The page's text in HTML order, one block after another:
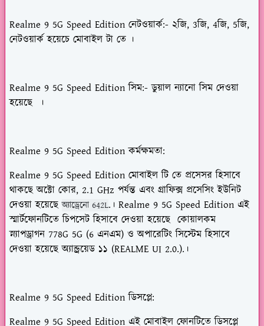
Realme 9 5G Speed Edition নেটওয়ার্ক:- ২জি, 3জি, 4জি, 5জি,
নেটওয়ার্ক হয়েচে মোবাইল টা তে ।
Realme 9 5G Speed Edition সিম:- ডুয়াল ন্যানো সিম দেওয়া
হয়েছে ।
Realme 9 5G Speed Edition কর্মক্ষমতা:
Realme 9 5G Speed Edition মোবাইল টি তে প্রসেসর হিসাবে
থাকছেঅক্টো কোর, 2.1 GHz পর্যন্ত এবং গ্রাফিক্স প্রসেসিং ইউনিট
দেওয়া হয়েছেঅ্যাড্রেনো 642L. । Realme 9 5G Speed Edition এই
স্মার্টফোনটিতে চিপসেট হিসাবে দেওয়া হয়েছে কোয়ালকম
স্ন্যাপড্রাগন 778G 5G (6 এনএম) ও অপারেটিং সিস্টেম হিসাবে
দেওয়া হয়েছেঅ্যান্ড্রয়েড ১১ (REALME UI 2.0.).।
Realme 9 5G Speed Editionডিসপ্লে:
Realme 9 5G Speed Edition এই মোবাইল ফোনটিতে ডিসপ্লে